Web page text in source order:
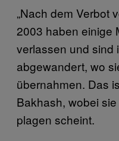
„Nach dem Verbot
2003 haben einige
verlassen und sind
abgewandert, wo
übernahmen. Das
Bakhash, wobei
plagen scheint.